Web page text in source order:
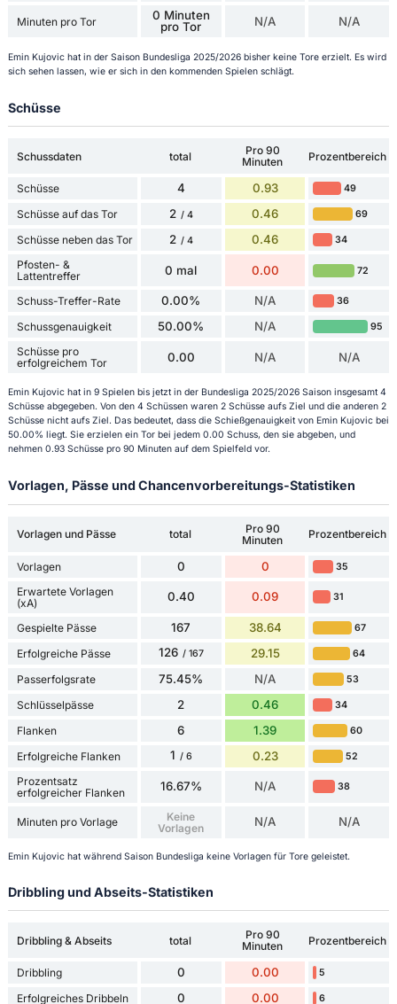
Minuten pro Tor
0 Minuten
pro Tor
N/A N/A
Emin Kujovic hat in der Saison Bundesliga 2025/2026 bisher keine Tore erzielt. Es wird
sich sehen lassen, wie er sich in den kommenden Spielen schlägt.
Schüsse
Schussdaten total
Pro 90
Minuten
Prozentbereich
Schüsse 4 0.93 49
Schüsse auf das Tor 2 / 4 0.46 69
Schüsse neben das Tor 2 / 4 0.46 34
Pfosten- &
Lattentreffer
0 mal 0.00 72
Schuss-Treffer-Rate 0.00% N/A 36
Schussgenauigkeit 50.00% N/A 95
Schüsse pro
erfolgreichem Tor
0.00 N/A N/A
Emin Kujovic hat in 9 Spielen bis jetzt in der Bundesliga 2025/2026 Saison insgesamt 4
Schüsse abgegeben. Von den 4 Schüssen waren 2 Schüsse aufs Ziel und die anderen 2
Schüsse nicht aufs Ziel. Das bedeutet, dass die Schießgenauigkeit von Emin Kujovic bei
50.00% liegt. Sie erzielen ein Tor bei jedem 0.00 Schuss, den sie abgeben, und
nehmen 0.93 Schüsse pro 90 Minuten auf dem Spielfeld vor.
Vorlagen, Pässe und Chancenvorbereitungs-Statistiken
Vorlagen und Pässe total
Pro 90
Minuten
Prozentbereich
Vorlagen 0 0 35
Erwartete Vorlagen
(xA)
0.40 0.09 31
Gespielte Pässe 167 38.64 67
Erfolgreiche Pässe 126 / 167 29.15 64
Passerfolgsrate 75.45% N/A 53
Schlüsselpässe 2 0.46 34
Flanken 6 1.39 60
Erfolgreiche Flanken 1 / 6 0.23 52
Prozentsatz
erfolgreicher Flanken
16.67% N/A 38
Minuten pro Vorlage
Keine
Vorlagen
N/A N/A
Emin Kujovic hat während Saison Bundesliga keine Vorlagen für Tore geleistet.
Dribbling und Abseits-Statistiken
Dribbling & Abseits total
Pro 90
Minuten
Prozentbereich
Dribbling 0 0.00 5
Erfolgreiches Dribbeln 0 0.00 6